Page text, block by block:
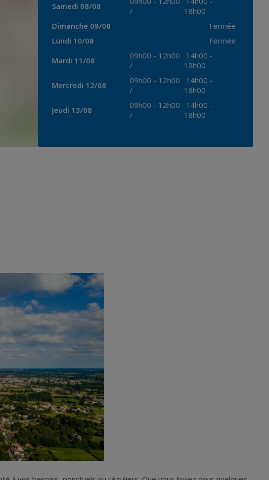
Samedi 08/08
/
18h00
Dimanche 09/08
Fermée
Lundi 10/08
Fermée
Mardi 11/08
09h00 - 12h00
/
14h00 -
18h00
Mercredi 12/08
09h00 - 12h00
/
14h00 -
18h00
Jeudi 13/08
09h00 - 12h00
/
14h00 -
18h00